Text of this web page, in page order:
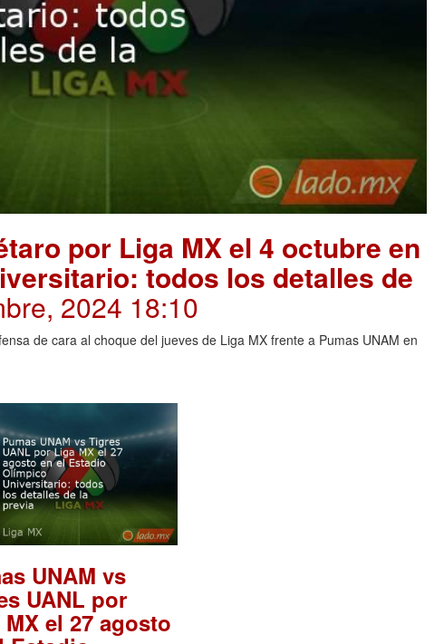
por Liga MX el 4 octubre en
todos los detalles de
2024 18:10
de cara al choque del jueves de Liga MX frente a Pumas UNAM en
UNAM vs
UANL por
el 27 agosto